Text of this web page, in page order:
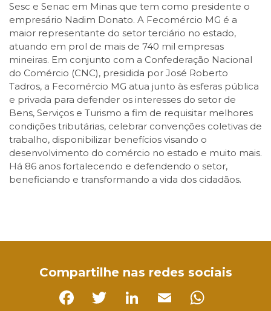
Sesc e Senac em Minas que tem como presidente o
empresário Nadim Donato. A Fecomércio MG é a
maior representante do setor terciário no estado,
atuando em prol de mais de 740 mil empresas
mineiras. Em conjunto com a Confederação Nacional
do Comércio (CNC), presidida por José Roberto
Tadros, a Fecomércio MG atua junto às esferas pública
e privada para defender os interesses do setor de
Bens, Serviços e Turismo a fim de requisitar melhores
condições tributárias, celebrar convenções coletivas de
trabalho, disponibilizar benefícios visando o
desenvolvimento do comércio no estado e muito mais.
Há 86 anos fortalecendo e defendendo o setor,
beneficiando e transformando a vida dos cidadãos.
Compartilhe nas redes sociais